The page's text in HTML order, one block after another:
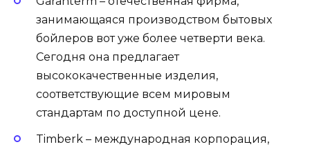
занимающаяся производством бытовых
бойлеров вот уже более четверти века.
Сегодня она предлагает
высококачественные изделия,
соответствующие всем мировым
стандартам по доступной цене.
Timberk – международная корпорация,